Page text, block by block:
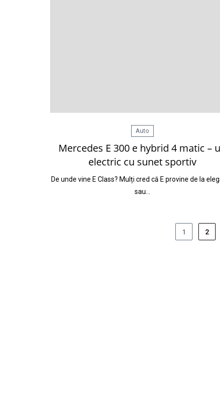
Auto
Mercedes E 300 e hybrid 4 matic –
electric cu sunet sportiv
De unde vine E Class? Mulți cred că E provine de la
sau…
1 2